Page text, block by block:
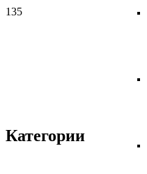
Категории